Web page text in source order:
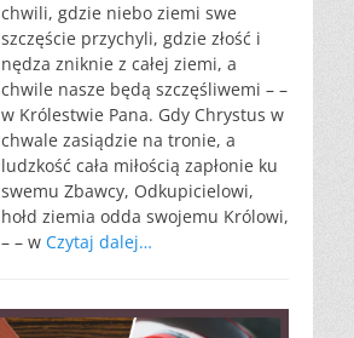
chwili, gdzie niebo ziemi swe
szczęście przychyli, gdzie złość i
nędza zniknie z całej ziemi, a
chwile nasze będą szczęśliwemi – –
w Królestwie Pana. Gdy Chrystus w
chwale zasiądzie na tronie, a
ludzkość cała miłością zapłonie ku
swemu Zbawcy, Odkupicielowi,
hołd ziemia odda swojemu Królowi,
– – w Czytaj dalej…